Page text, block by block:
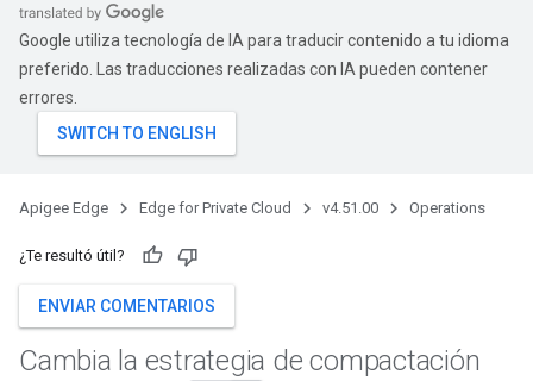
Google utiliza tecnología de IA para traducir contenido a tu idioma
preferido. Las traducciones realizadas con IA pueden contener
errores.
Apigee Edge Edge for Private Cloud v4.51.00 Operations
¿Te resultó útil?
ENVIAR COMENTARIOS
Cambia la estrategia de compactación